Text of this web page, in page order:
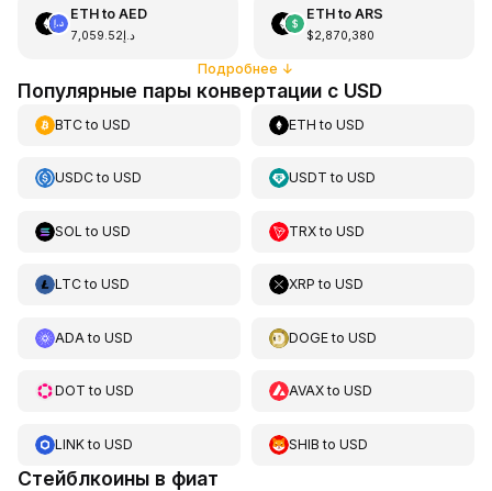
ETHto AED
د.إ7,059.52
ETHto ARS
$2,870,380
Подробнее ↓
Популярные пары конвертации с USD
BTCto USD ETH toUSD
USDCto USD USDT toUSD
SOL to USD TRXtoUSD
LTCto USD XRP toUSD
ADA to USD DOGEtoUSD
DOT to USD AVAXtoUSD
LINKto USD SHIB toUSD
Стейблкоины в фиат